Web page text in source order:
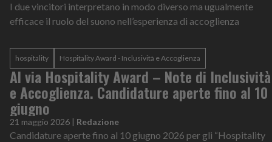
I due vincitori interpretano in modo diverso ma ugualmente
efficace il ruolo del suono nell’esperienza di accoglienza
hospitality Hospitality Award - Inclusività e Accoglienza
Al via Hospitality Award – Note di Inclusività
e Accoglienza. Candidature aperte fino al 10
giugno
21 maggio 2026 | Redazione
Candidature aperte fino al 10 giugno 2026 per gli “Hospitality